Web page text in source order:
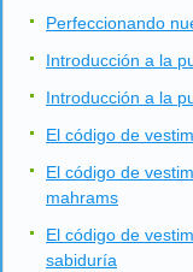
Perfeccionando
Introducción a la
Introducción a la
El código de
El código de
mahrams
El código de
sabiduría